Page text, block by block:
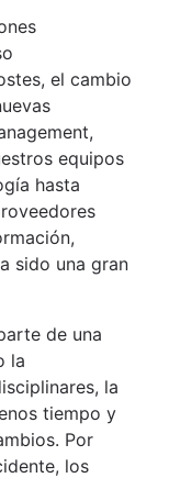
el cambio
equipos
hasta
sido una gran
de una
la
la
tiempo y
Por
los